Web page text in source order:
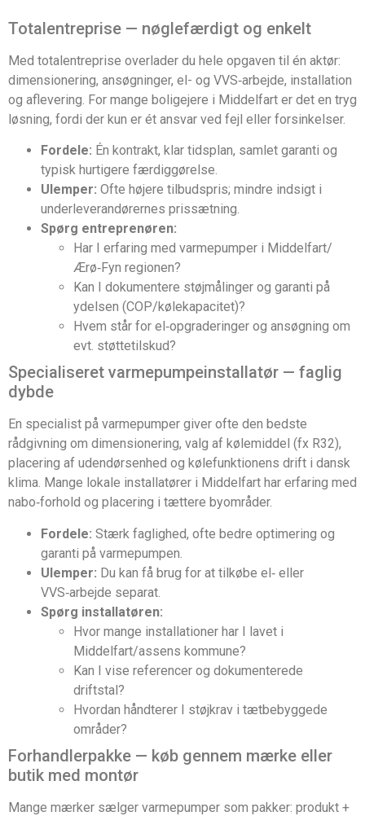
Totalentreprise — nøglefærdigt og enkelt
Med totalentreprise overlader du hele opgaven til én aktør:
dimensionering, ansøgninger, el- og VVS‑arbejde, installation
og aflevering. For mange boligejere i Middelfart er det en tryg
løsning, fordi der kun er ét ansvar ved fejl eller forsinkelser.
Fordele: Én kontrakt, klar tidsplan, samlet garanti og
typisk hurtigere færdiggørelse.
Ulemper: Ofte højere tilbudspris; mindre indsigt i
underleverandørernes prissætning.
Spørg entreprenøren:
Har I erfaring med varmepumper i Middelfart/
Ærø‑Fyn regionen?
Kan I dokumentere støjmålinger og garanti på
ydelsen (COP/kølekapacitet)?
Hvem står for el‑opgraderinger og ansøgning om
evt. støttetilskud?
Specialiseret varmepumpeinstallatør — faglig
dybde
En specialist på varmepumper giver ofte den bedste
rådgivning om dimensionering, valg af kølemiddel (fx R32),
placering af udendørsenhed og kølefunktionens drift i dansk
klima. Mange lokale installatører i Middelfart har erfaring med
nabo‑forhold og placering i tættere byområder.
Fordele: Stærk faglighed, ofte bedre optimering og
garanti på varmepumpen.
Ulemper: Du kan få brug for at tilkøbe el‑ eller
VVS‑arbejde separat.
Spørg installatøren:
Hvor mange installationer har I lavet i
Middelfart/assens kommune?
Kan I vise referencer og dokumenterede
driftstal?
Hvordan håndterer I støjkrav i tætbebyggede
områder?
Forhandlerpakke — køb gennem mærke eller
butik med montør
Mange mærker sælger varmepumper som pakker: produkt +